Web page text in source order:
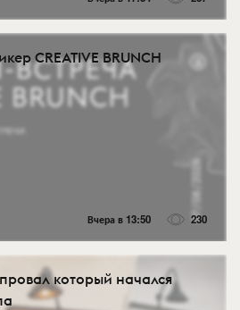
CREATIVE BRUNCH
Вчера в 13:50 230
который начался